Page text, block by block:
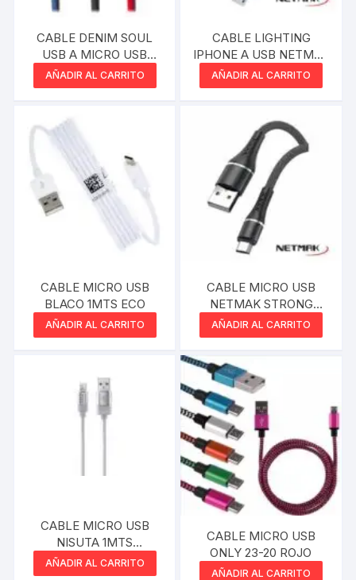
CABLE DENIM SOUL
USB A MICRO USB
ROSA
AÑADIR AL CARRITO
CABLE LIGHTING
IPHONE A USB NETMAK
MAGIC SERIES
AÑADIR AL CARRITO
CABLE MICRO USB
BLACO 1MTS ECO
AÑADIR AL CARRITO
CABLE MICRO USB
NETMAK STRONG
SERIES
AÑADIR AL CARRITO
CABLE MICRO USB
NISUTA 1MTS
REFORZADO
AÑADIR AL CARRITO
CABLE MICRO USB
ONLY 23-20 ROJO
AÑADIR AL CARRITO